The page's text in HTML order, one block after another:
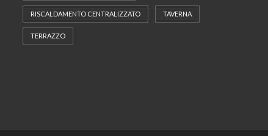
RISCALDAMENTO CENTRALIZZATO TAVERNA
TERRAZZO